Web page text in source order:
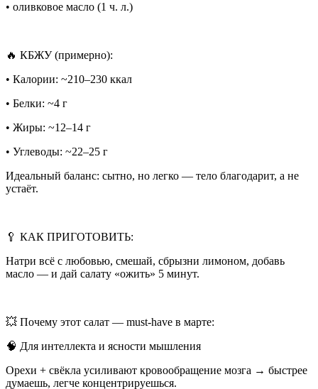
• оливковое масло (1 ч. л.)
🔥 КБЖУ (примерно):
• Калории: ~210–230 ккал
• Белки: ~4 г
• Жиры: ~12–14 г
• Углеводы: ~22–25 г
Идеальный баланс: сытно, но легко — тело благодарит, а не
устаёт.
🥄 КАК ПРИГОТОВИТЬ:
Натри всё с любовью, смешай, сбрызни лимоном, добавь
масло — и дай салату «ожить» 5 минут.
💥 Почему этот салат — must-have в марте:
🧠 Для интеллекта и ясности мышления
Орехи + свёкла усиливают кровообращение мозга → быстрее
думаешь, легче концентрируешься.